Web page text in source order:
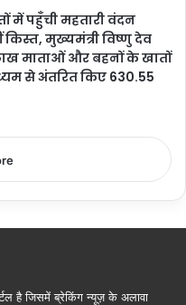
में पहुँची महतारी वंदन
किस्त, मुख्यमंत्री विष्णु देव
माताओं और बहनों के खातों
से अंतरित किए 630.55
है जिसमें ब्रेकिंग न्यूज़ के अलावा